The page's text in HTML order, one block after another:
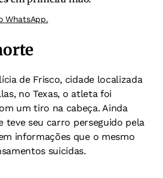
WhatsApp.
de Frisco, cidade localizada
no Texas, o atleta foi
um tiro na cabeça. Ainda
teve seu carro perseguido pela
informações que o mesmo
suicidas.